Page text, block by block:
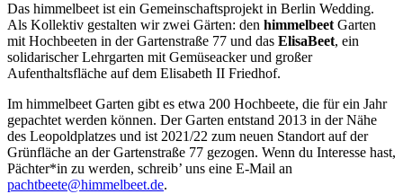
Das himmelbeet ist ein Gemeinschaftsprojekt in Berlin Wedding.
Als Kollektiv gestalten wir zwei Gärten: den himmelbeet Garten
mit Hochbeeten in der Gartenstraße 77 und das ElisaBeet, ein
solidarischer Lehrgarten mit Gemüseacker und großer
Aufenthaltsfläche auf dem Elisabeth II Friedhof.
Im himmelbeet Garten gibt es etwa 200 Hochbeete, die für ein Jahr
gepachtet werden können. Der Garten entstand 2013 in der Nähe
des Leopoldplatzes und ist 2021/22 zum neuen Standort auf der
Grünfläche an der Gartenstraße 77 gezogen. Wenn du Interesse hast,
Pächter*in zu werden, schreib’ uns eine E-Mail an
pachtbeete@himmelbeet.de.